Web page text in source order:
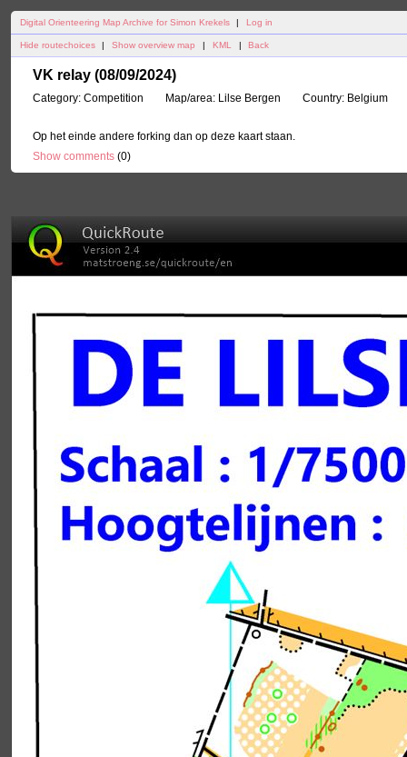
Digital Orienteering Map Archive for Simon Krekels | Log in
Hide routechoices Show overview map KML Back
VK relay (08/09/2024)
Category: Competition Map/area: Lilse Bergen Country: Belgium
Op het einde andere forking dan op deze kaart staan.
Show comments (0)